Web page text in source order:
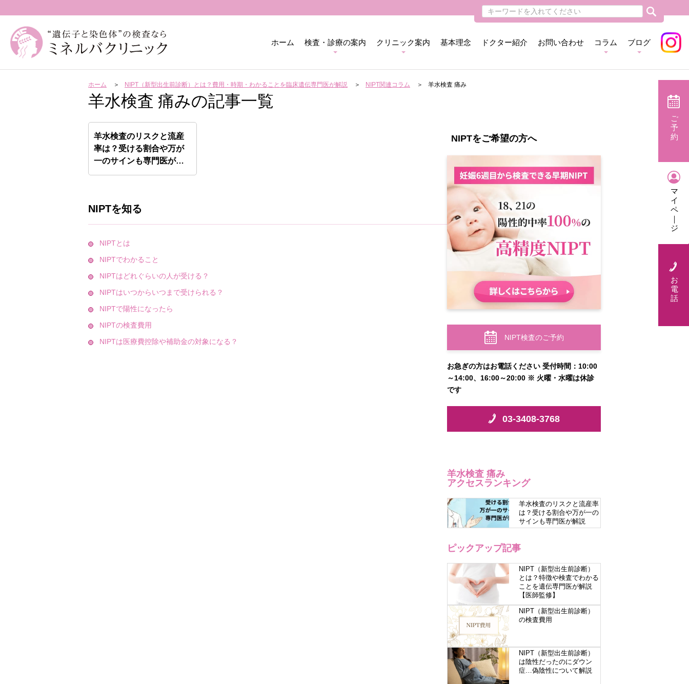
ホーム 検査・診療の案内 クリニック案内 基本理念 ドクター紹介 お問い合わせ コラム ブログ
ホーム NIPT（新型出生前診断）とは？費用・時期・わかることを臨床遺伝専門医が解説 NIPT関連コラム 羊水検査 痛み
羊水検査 痛みの記事一覧
羊水検査のリスクと流産
率は？受ける割合や万が
一のサインも専門医が解
説
NIPTを知る
NIPTとは
NIPTでわかること
NIPTはどれぐらいの人が受ける？
NIPTはいつからいつまで受けられる？
NIPTで陽性になったら
NIPTの検査費用
NIPTは医療費控除や補助金の対象になる？
NIPTをご希望の方へ
NIPT検査のご予約
お急ぎの方はお電話ください 受付時間：10:00
～14:00、16:00～20:00 ※ 火曜・水曜は休診
です
03-3408-3768
羊水検査 痛み
アクセスランキング
羊水検査のリスクと流産率
は？受ける割合や万が一の
サインも専門医が解説
ピックアップ記事
NIPT（新型出生前診断）
とは？特徴や検査でわかる
ことを遺伝専門医が解説
【医師監修】
NIPT（新型出生前診断）
の検査費用
NIPT（新型出生前診断）
は陰性だったのにダウン
症…偽陰性について解説
ご
予
約
マ
イ
ペ
｜
ジ
お
電
話